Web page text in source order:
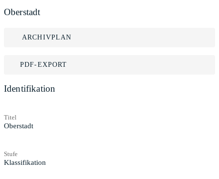
Oberstadt
ARCHIVPLAN
PDF-EXPORT
Identifikation
Titel
Oberstadt
Stufe
Klassifikation